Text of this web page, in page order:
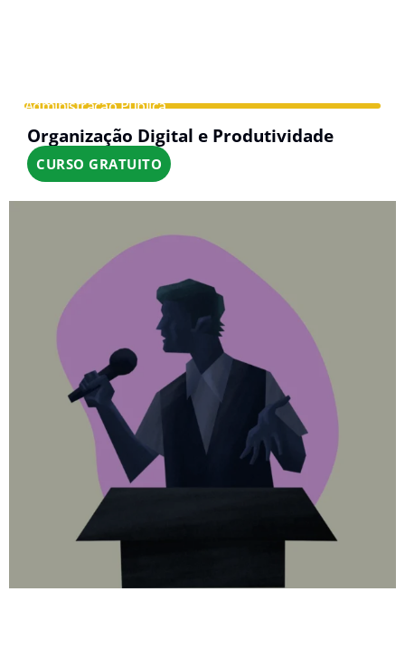
Administração Pública
Organização Digital e Produtividade
CURSO GRATUITO